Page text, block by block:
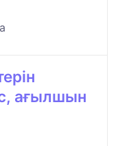
ағылшын